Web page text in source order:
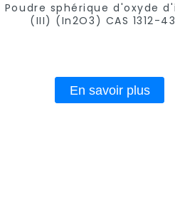
Poudre sphérique d'oxyde
(III) (In2O3) CAS 1312-
En savoir plus